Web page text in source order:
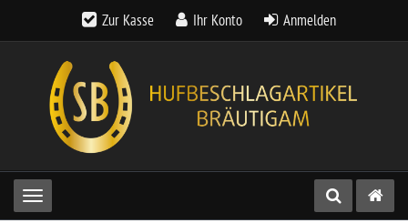
Zur Kasse Ihr Konto Anmelden
Toggle navigation